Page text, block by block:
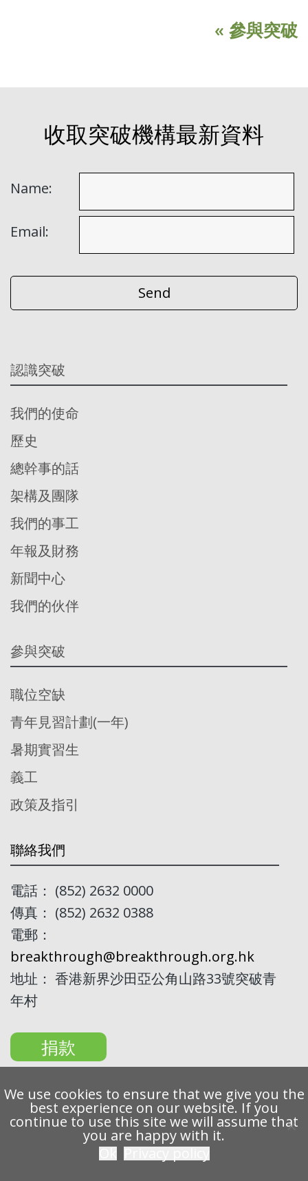
« 參與突破
收取突破機構最新資料
Name:
Email:
認識突破
我們的使命
歷史
總幹事的話
架構及團隊
我們的事工
年報及財務
新聞中心
我們的伙伴
參與突破
職位空缺
青年見習計劃(一年)
暑期實習生
義工
政策及指引
聯絡我們
電話： (852) 2632 0000
傳真： (852) 2632 0388
電郵：
breakthrough@breakthrough.org.hk
地址： 香港新界沙田亞公角山路33號突破青
年村
捐款
Copyright 2022 Breakthrough Ltd. All rights reserved.
私隱條例
免責聲明
We use cookies to ensure that we give you the
best experience on our website. If you
continue to use this site we will assume that
you are happy with it.